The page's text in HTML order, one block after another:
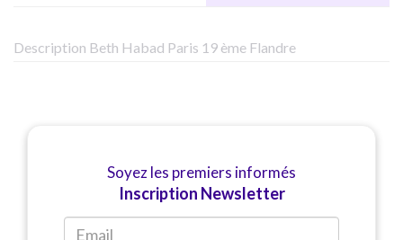
Description Beth Habad Paris 19 ème Flandre
Soyez les premiers informés
Inscription Newsletter